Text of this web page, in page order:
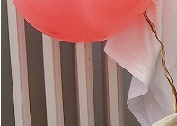
Фото: public domain